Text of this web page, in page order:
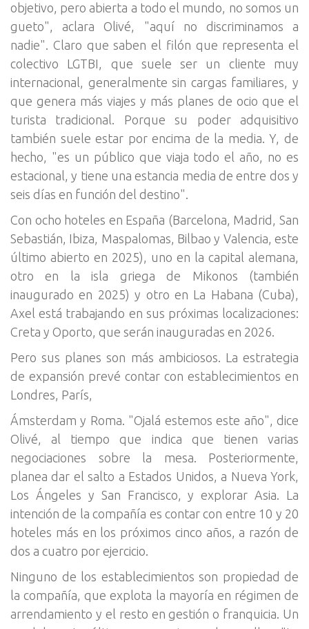
objetivo, pero abierta a todo el mundo, no somos un
gueto", aclara Olivé, "aquí no discriminamos a
nadie". Claro que saben el filón que representa el
colectivo LGTBI, que suele ser un cliente muy
internacional, generalmente sin cargas familiares, y
que genera más viajes y más planes de ocio que el
turista tradicional. Porque su poder adquisitivo
también suele estar por encima de la media. Y, de
hecho, "es un público que viaja todo el año, no es
estacional, y tiene una estancia media de entre dos y
seis días en función del destino".
Con ocho hoteles en España (Barcelona, Madrid, San
Sebastián, Ibiza, Maspalomas, Bilbao y Valencia, este
último abierto en 2025), uno en la capital alemana,
otro en la isla griega de Mikonos (también
inaugurado en 2025) y otro en La Habana (Cuba),
Axel está trabajando en sus próximas localizaciones:
Creta y Oporto, que serán inauguradas en 2026.
Pero sus planes son más ambiciosos. La estrategia
de expansión prevé contar con establecimientos en
Londres, París,
Ámsterdam y Roma. "Ojalá estemos este año", dice
Olivé, al tiempo que indica que tienen varias
negociaciones sobre la mesa. Posteriormente,
planea dar el salto a Estados Unidos, a Nueva York,
Los Ángeles y San Francisco, y explorar Asia. La
intención de la compañía es contar con entre 10 y 20
hoteles más en los próximos cinco años, a razón de
dos a cuatro por ejercicio.
Ninguno de los establecimientos son propiedad de
la compañía, que explota la mayoría en régimen de
arrendamiento y el resto en gestión o franquicia. Un